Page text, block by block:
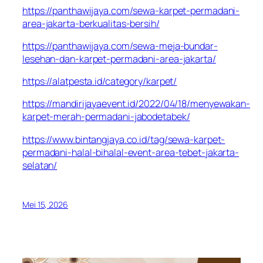
https://panthawijaya.com/sewa-karpet-permadani-
area-jakarta-berkualitas-bersih/
https://panthawijaya.com/sewa-meja-bundar-
lesehan-dan-karpet-permadani-area-jakarta/
https://alatpesta.id/category/karpet/
https://mandirijayaevent.id/2022/04/18/menyewakan-
karpet-merah-permadani-jabodetabek/
https://www.bintangjaya.co.id/tag/sewa-karpet-
permadani-halal-bihalal-event-area-tebet-jakarta-
selatan/
Mei 15, 2026